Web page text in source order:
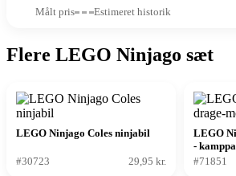
Målt pris Estimeret historik
Flere LEGO Ninjago sæt
LEGO Ninjago Coles ninjabil
#30723 29,95 kr.
LEGO
-
#71851